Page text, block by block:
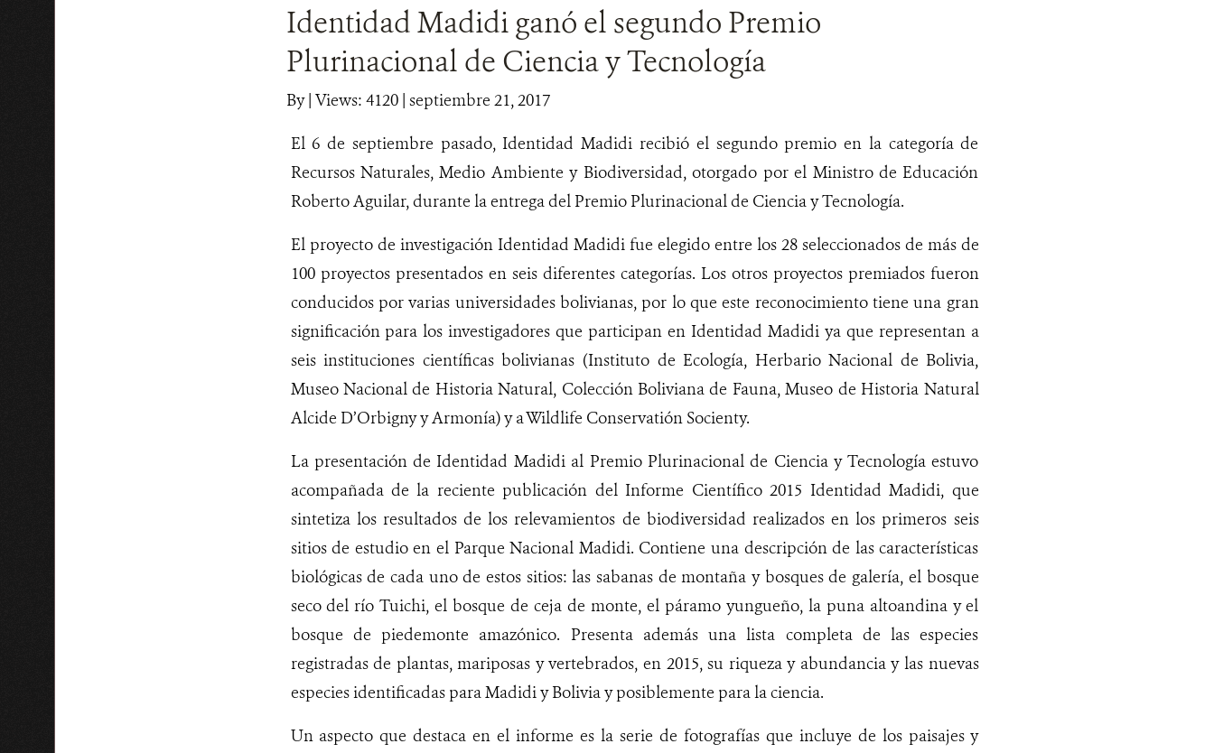
Identidad Madidi ganó el segundo Premio
Plurinacional de Ciencia y Tecnología
By| Views: 4120| septiembre 21, 2017
El 6 de septiembre pasado, Identidad Madidi recibió el segundo premio en la categoría de
Recursos Naturales, Medio Ambiente y Biodiversidad, otorgado por el Ministro de Educación
Roberto Aguilar, durante la entrega del Premio Plurinacional de Ciencia y Tecnología.
El proyecto de investigación Identidad Madidi fue elegido entre los 28 seleccionados de más de
100 proyectos presentados en seis diferentes categorías. Los otros proyectos premiados fueron
conducidos por varias universidades bolivianas, por lo que este reconocimiento tiene una gran
significación para los investigadores que participan en Identidad Madidi ya que representan a
seis instituciones científicas bolivianas (Instituto de Ecología, Herbario Nacional de Bolivia,
Museo Nacional de Historia Natural, Colección Boliviana de Fauna, Museo de Historia Natural
Alcide D’Orbigny y Armonía) y a Wildlife Conservatión Socienty.
La presentación de Identidad Madidi al Premio Plurinacional de Ciencia y Tecnología estuvo
acompañada de la reciente publicación del Informe Científico 2015 Identidad Madidi, que
sintetiza los resultados de los relevamientos de biodiversidad realizados en los primeros seis
sitios de estudio en el Parque Nacional Madidi. Contiene una descripción de las características
biológicas de cada uno de estos sitios: las sabanas de montaña y bosques de galería, el bosque
seco del río Tuichi, el bosque de ceja de monte, el páramo yungueño, la puna altoandina y el
bosque de piedemonte amazónico. Presenta además una lista completa de las especies
registradas de plantas, mariposas y vertebrados, en 2015, su riqueza y abundancia y las nuevas
especies identificadas para Madidi y Bolivia y posiblemente para la ciencia.
Un aspecto que destaca en el informe es la serie de fotografías que incluye de los paisajes y